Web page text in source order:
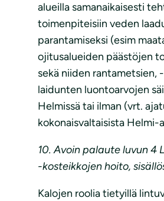
alueilla samanaikaisesti
toimenpiteisiin veden
parantamiseksi (esim
ojitusalueiden päästöjen
sekä niiden rantametsien,
laidunten luontoarvojen
Helmissä tai ilman (vrt.
kokonaisvaltaisista Helmi-
10. Avoin palaute luvun 4
-kosteikkojen hoito,
Kalojen roolia tietyillä